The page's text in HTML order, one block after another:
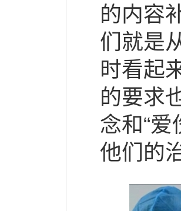
的内容
们就是
时看起
的要求
念和“
他们的